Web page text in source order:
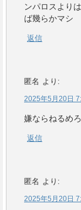
ンパロスより
ば幾らかマシ
返信
匿名 より:
2025年5月20日
嫌ならねるめろ
返信
匿名 より:
2025年5月20日